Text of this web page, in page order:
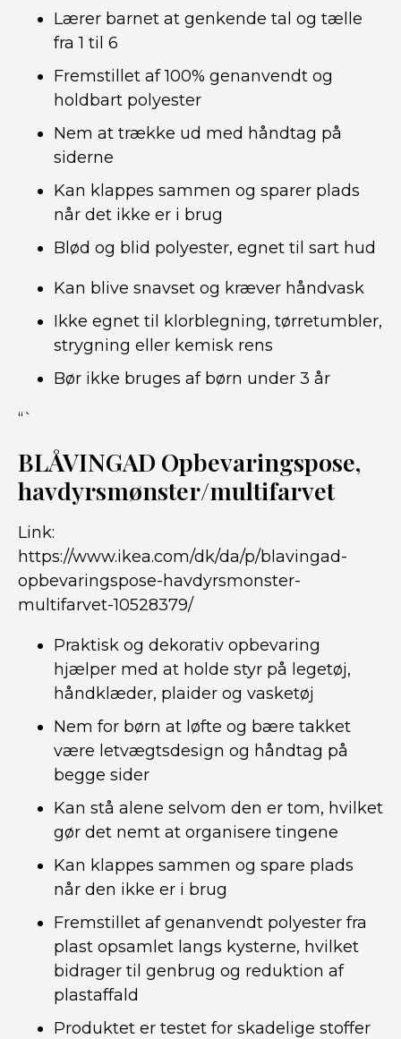
Lærer barnet at genkende tal og tælle
fra 1 til 6
Fremstillet af 100% genanvendt og
holdbart polyester
Nem at trække ud med håndtag på
siderne
Kan klappes sammen og sparer plads
når det ikke er i brug
Blød og blid polyester, egnet til sart hud
Kan blive snavset og kræver håndvask
Ikke egnet til klorblegning, tørretumbler,
strygning eller kemisk rens
Bør ikke bruges af børn under 3 år
“`
BLÅVINGAD Opbevaringspose,
havdyrsmønster/multifarvet
Link:
https://www.ikea.com/dk/da/p/blavingad-
opbevaringspose-havdyrsmonster-
multifarvet-10528379/
Praktisk og dekorativ opbevaring
hjælper med at holde styr på legetøj,
håndklæder, plaider og vasketøj
Nem for børn at løfte og bære takket
være letvægtsdesign og håndtag på
begge sider
Kan stå alene selvom den er tom, hvilket
gør det nemt at organisere tingene
Kan klappes sammen og spare plads
når den ikke er i brug
Fremstillet af genanvendt polyester fra
plast opsamlet langs kysterne, hvilket
bidrager til genbrug og reduktion af
plastaffald
Produktet er testet for skadelige stoffer